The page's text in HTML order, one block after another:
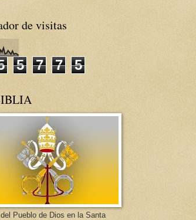
de visitas
5 7 7 5
Pueblo de Dios en la Santa